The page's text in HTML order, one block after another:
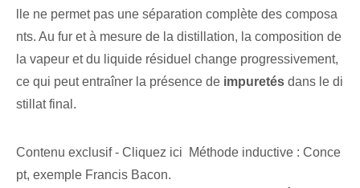
lle ne permet pas une séparation complète des composa
nts. Au fur et à mesure de la distillation, la composition de
la vapeur et du liquide résiduel change progressivement,
ce qui peut entraîner la présence de impuretés dans le di
stillat final.
Contenu exclusif - Cliquez ici Méthode inductive : Conce
pt, exemple Francis Bacon.